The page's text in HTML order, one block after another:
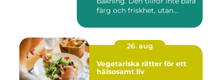
färg och friskhet, utan...
26. aug
Vegetariska rätter för ett
hälsosamt liv